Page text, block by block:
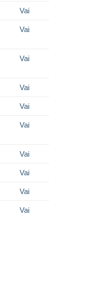
Vai
Vai
Vai
Vai
Vai
Vai
Vai
Vai
Vai
Vai